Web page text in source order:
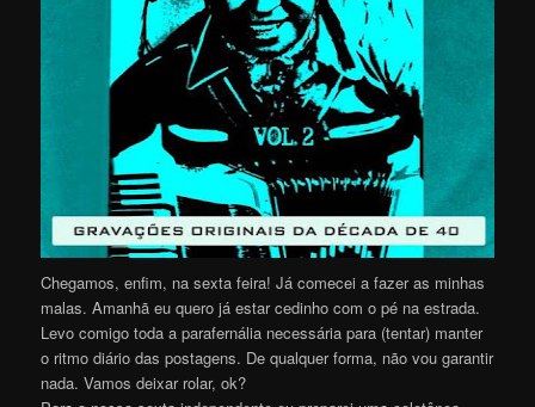
Chegamos, enfim, na sexta feira! Já comecei a fazer as minhas
malas. Amanhã eu quero já estar cedinho com o pé na estrada.
Levo comigo toda a parafernália necessária para (tentar) manter
o ritmo diário das postagens. De qualquer forma, não vou garantir
nada. Vamos deixar rolar, ok?